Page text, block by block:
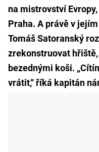
na mistrovství
Praha. A právě v
Tomáš Satoranský
zrekonstruovat
bezednými koši.
vrátit,“ říká kapitán